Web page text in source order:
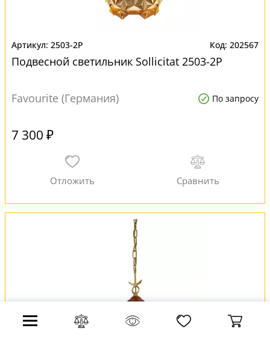
2503-2P 202567
Подвесной светильник Sollicitat 2503-2P
Favourite (Германия) По запросу
7 300 ₽